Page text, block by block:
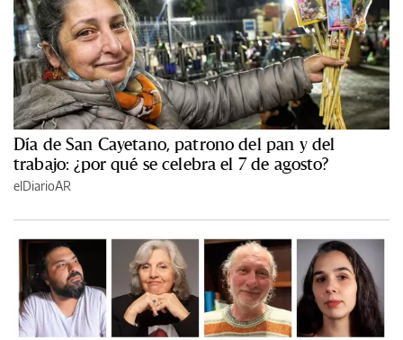
Día de San Cayetano, patrono del pan y del
trabajo: ¿por qué se celebra el 7 de agosto?
elDiarioAR